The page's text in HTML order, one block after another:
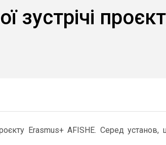
Erasmus+ AFISHE. Серед установ,